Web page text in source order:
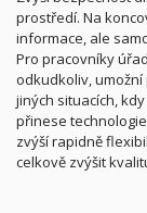
prostředí. Na
informace, ale
Pro pracovníky
odkudkoliv,
jiných situacích,
přinese
zvýší rapidně
celkově zvýšit